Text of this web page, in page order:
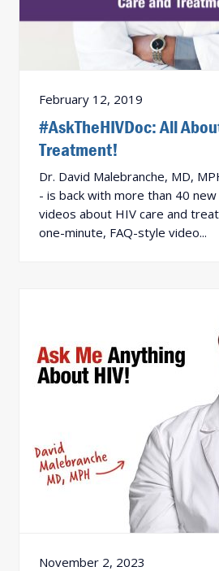
February 12, 2019
#AskTheHIVDoc: All
Treatment!
Dr. David Malebranche, MD,
- is back with more than 40
videos about HIV care and
one-minute, FAQ-style video...
November 2, 2023